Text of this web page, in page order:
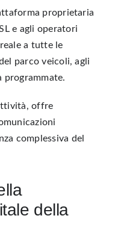
proprietaria
e agli operatori
a tutte le
parco veicoli, agli
offre
complessiva del
della